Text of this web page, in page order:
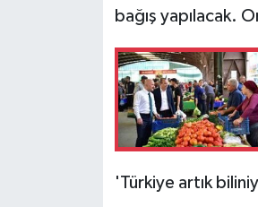
bağış yapılacak.
'Türkiye artık